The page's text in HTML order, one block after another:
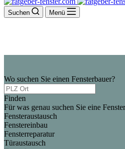
Suchen Menü
Wo suchen Sie einen Fensterbauer?
Finden
Für was genau suchen Sie eine
Fensteraustausch
Fenstereinbau
Fensterreparatur
Türaustausch